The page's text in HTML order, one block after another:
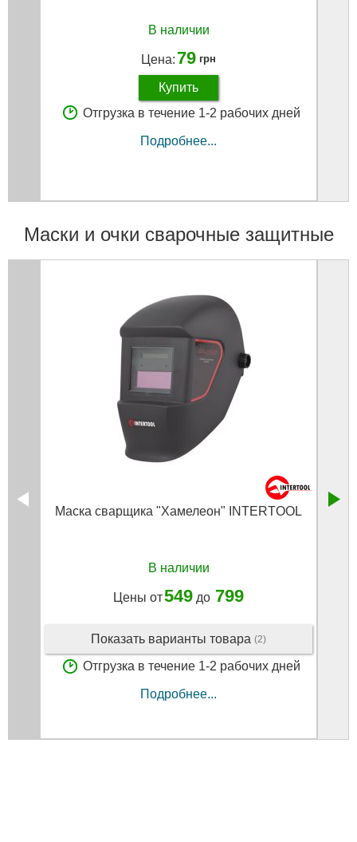
В наличии
Цена: 79 грн
Купить
Отгрузка в течение 1-2 рабочих дней
Подробнее...
Маски и очки сварочные защитные
Маска сварщика "Хамелеон" INTERTOOL
В наличии
Цены от549 до 799
Показать варианты товара (2)
Отгрузка в течение 1-2 рабочих дней
Подробнее...